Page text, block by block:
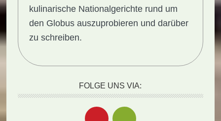
kulinarische Nationalgerichte rund um
den Globus auszuprobieren und darüber
zu schreiben.
FOLGE UNS VIA: